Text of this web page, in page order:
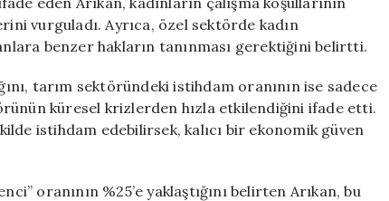
vurguladı. Ayrıca, özel sektörde kadın
benzer hakların tanınması gerektiğini belirtti.
tarım sektöründeki istihdam oranının ise sadece
küresel krizlerden hızla etkilendiğini ifade etti.
istihdam edebilirsek, kalıcı bir ekonomik güven
oranının %25’e yaklaştığını belirten Arıkan, bu